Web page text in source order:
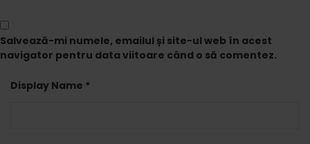
Salvează-mi numele, emailul și site-ul web în acest
navigator pentru data viitoare când o să comentez.
Display Name *